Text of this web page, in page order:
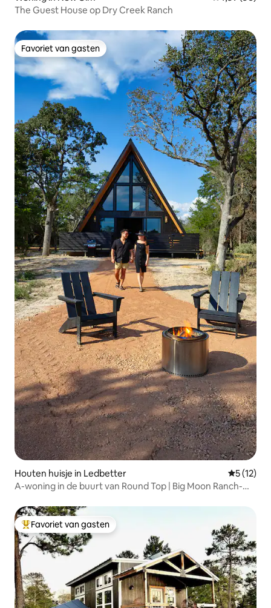
The Guest House op Dry Creek Ranch
Favoriet van gasten
Favoriet van gasten
Houten huisje in Ledbetter
5 (12)
A-woning in de buurt van Round Top | Big Moon Ranch-
Topfavoriet van gasten
Favoriet van gasten